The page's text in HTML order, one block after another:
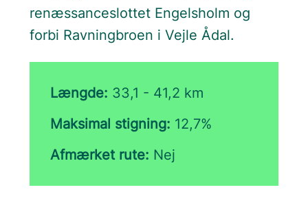
renæssanceslottet Engelsholm og
forbi Ravningbroen i Vejle Ådal.
Længde: 33,1 - 41,2 km
Maksimal stigning: 12,7%
Afmærket rute: Nej